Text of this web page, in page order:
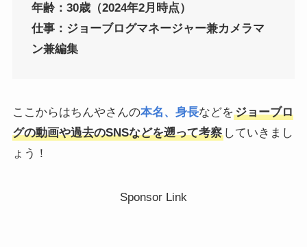
年齢：30歳（2024年2月時点）
仕事：ジョーブログマネージャー兼カメラマ
ン兼編集
ここからはちんやさんの本名、身長などをジョーブロ
グの動画や過去のSNSなどを遡って考察していきまし
ょう！
Sponsor Link